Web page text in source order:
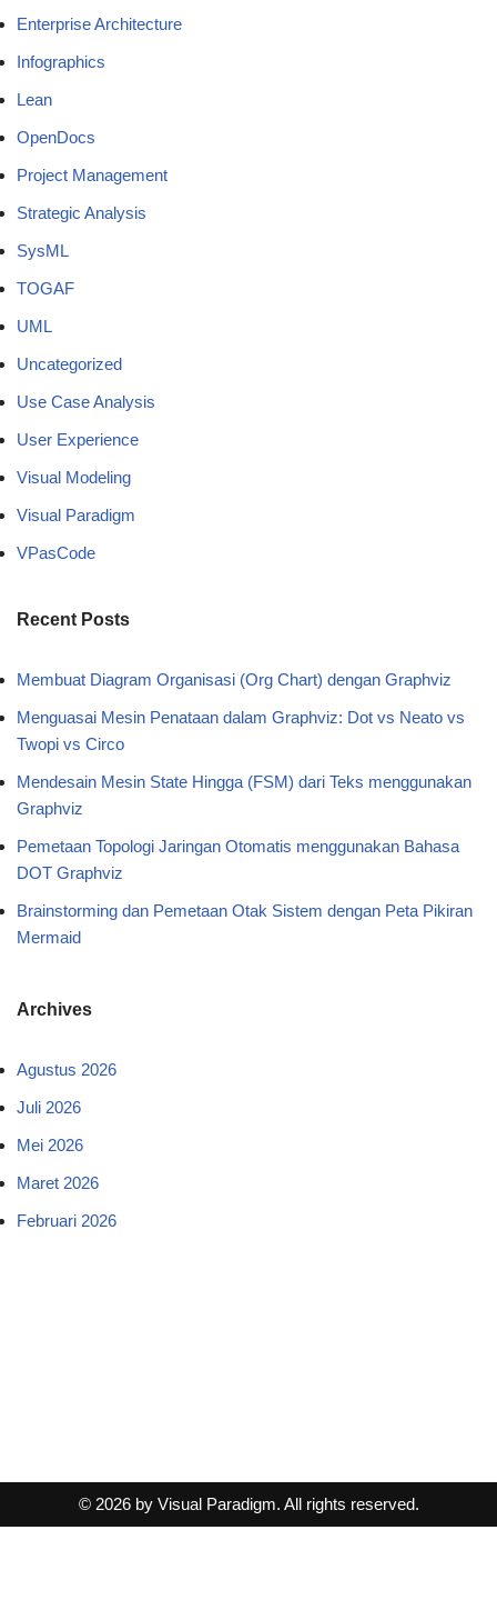
Enterprise Architecture
Infographics
Lean
OpenDocs
Project Management
Strategic Analysis
SysML
TOGAF
UML
Uncategorized
Use Case Analysis
User Experience
Visual Modeling
Visual Paradigm
VPasCode
Recent Posts
Membuat Diagram Organisasi (Org Chart) dengan Graphviz
Menguasai Mesin Penataan dalam Graphviz: Dot vs Neato vs
Twopi vs Circo
Mendesain Mesin State Hingga (FSM) dari Teks menggunakan
Graphviz
Pemetaan Topologi Jaringan Otomatis menggunakan Bahasa
DOT Graphviz
Brainstorming dan Pemetaan Otak Sistem dengan Peta Pikiran
Mermaid
Archives
Agustus 2026
Juli 2026
Mei 2026
Maret 2026
Februari 2026
© 2026 by Visual Paradigm. All rights reserved.